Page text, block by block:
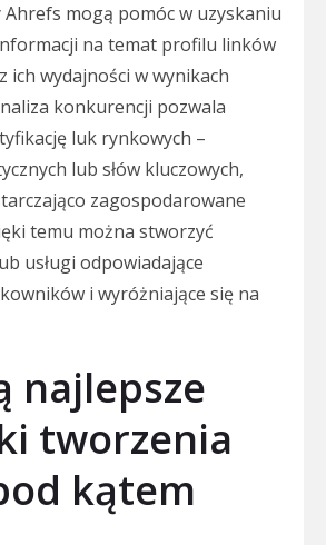
Ahrefs mogą pomóc w uzyskaniu
na temat profilu linków
ich wydajności w wynikach
konkurencji pozwala
luk rynkowych –
lub słów kluczowych,
zagospodarowane
temu można stworzyć
usługi odpowiadające
i wyróżniające się na
najlepsze
tworzenia
kątem